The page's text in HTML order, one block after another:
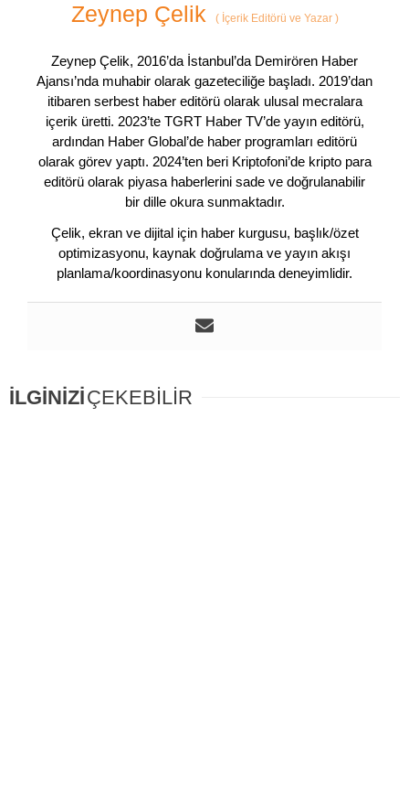
Zeynep Çelik (İçerik Editörü ve Yazar )
Zeynep Çelik, 2016’da İstanbul’da Demirören Haber
Ajansı’nda muhabir olarak gazeteciliğe başladı. 2019’dan
itibaren serbest haber editörü olarak ulusal mecralara
içerik üretti. 2023’te TGRT Haber TV’de yayın editörü,
ardından Haber Global’de haber programları editörü
olarak görev yaptı. 2024’ten beri Kriptofoni’de kripto para
editörü olarak piyasa haberlerini sade ve doğrulanabilir
bir dille okura sunmaktadır.
Çelik, ekran ve dijital için haber kurgusu, başlık/özet
optimizasyonu, kaynak doğrulama ve yayın akışı
planlama/koordinasyonu konularında deneyimlidir.
İLGİNİZİÇEKEBİLİR